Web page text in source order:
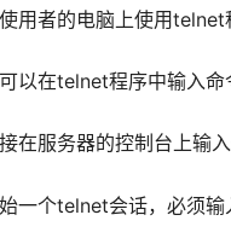
用者的电脑上使用telnet
以在telnet程序中输入
在服务器的控制台上输
一个telnet会话，必须